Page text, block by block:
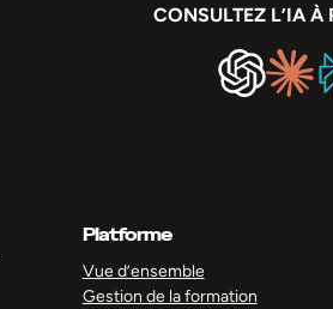
CONSULTEZ L’IA À
Platforme
Vue d’ensemble
Gestion de la formation